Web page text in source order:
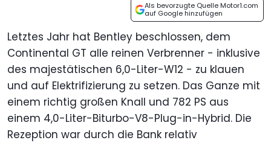
Als bevorzugte Quelle Motor1.com
auf Google hinzufügen
Letztes Jahr hat Bentley beschlossen, dem
Continental GT alle reinen Verbrenner - inklusive
des majestätischen 6,0-Liter-W12 - zu klauen
und auf Elektrifizierung zu setzen. Das Ganze mit
einem richtig großen Knall und 782 PS aus
einem 4,0-Liter-Biturbo-V8-Plug-in-Hybrid. Die
Rezeption war durch die Bank relativ